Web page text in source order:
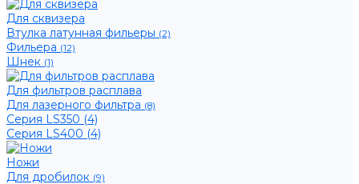
Для сквизера
Втулка латунная фильеры (2)
Фильера (12)
Шнек (1)
Для фильтров расплава
Для лазерного фильтра (8)
Серия LS350 (4)
Серия LS400 (4)
Ножи
Для дробилок (9)